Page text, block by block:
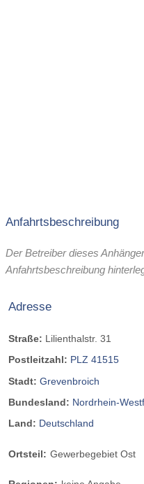
Anfahrtsbeschreibung
Der Betreiber dieses
Anfahrtsbeschreibung
Adresse
Straße: Lilienthalstr. 31
Postleitzahl: PLZ 41515
Stadt: Grevenbroich
Bundesland: Nordrhein-
Land: Deutschland
Ortsteil: Gewerbegebiet Ost